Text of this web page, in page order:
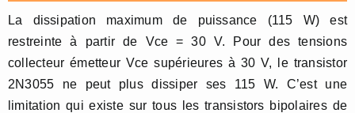
La dissipation maximum de puissance (115 W) est
restreinte à partir de Vce = 30 V. Pour des tensions
collecteur émetteur Vce supérieures à 30 V, le transistor
2N3055 ne peut plus dissiper ses 115 W. C’est une
limitation qui existe sur tous les transistors bipolaires de